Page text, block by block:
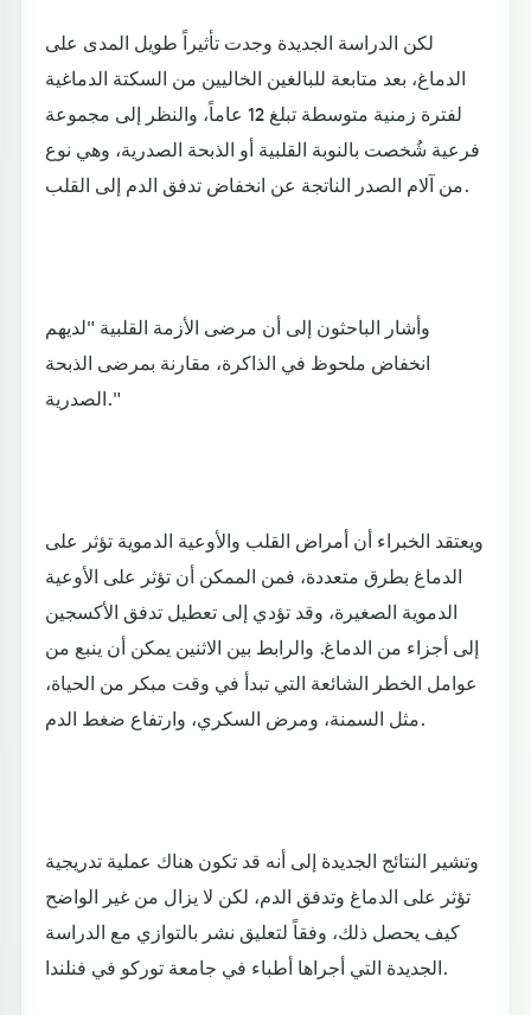
لكن الدراسة الجديدة وجدت تأثيراً طويل المدى على
الدماغ، بعد متابعة للبالغين الخاليين من السكتة الدماغية
لفترة زمنية متوسطة تبلغ 12 عاماً، والنظر إلى مجموعة
فرعية شُخصت بالنوبة القلبية أو الذبحة الصدرية، وهي نوع
من آلام الصدر الناتجة عن انخفاض تدفق الدم إلى القلب.
وأشار الباحثون إلى أن مرضى الأزمة القلبية "لديهم
انخفاض ملحوظ في الذاكرة، مقارنة بمرضى الذبحة
الصدرية."
ويعتقد الخبراء أن أمراض القلب والأوعية الدموية تؤثر على
الدماغ بطرق متعددة، فمن الممكن أن تؤثر على الأوعية
الدموية الصغيرة، وقد تؤدي إلى تعطيل تدفق الأكسجين
إلى أجزاء من الدماغ. والرابط بين الاثنين يمكن أن ينبع من
عوامل الخطر الشائعة التي تبدأ في وقت مبكر من الحياة،
مثل السمنة، ومرض السكري، وارتفاع ضغط الدم.
وتشير النتائج الجديدة إلى أنه قد تكون هناك عملية تدريجية
تؤثر على الدماغ وتدفق الدم، لكن لا يزال من غير الواضح
كيف يحصل ذلك، وفقاً لتعليق نشر بالتوازي مع الدراسة
الجديدة التي أجراها أطباء في جامعة توركو في فنلندا.